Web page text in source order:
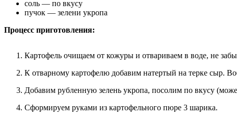
соль — по вкусу
пучок — зелени укропа
Процесс приготовления:
Картофель очищаем от кожуры и отвариваем в воде, не
К отварному картофелю добавим натертый на терке сыр.
Добавим рубленную зелень укропа, посолим по вкусу
Сформируем руками из картофельного пюре 3 шарика.